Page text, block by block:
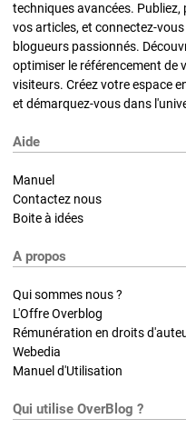
techniques avancées.
vos articles, et connectez-
blogueurs passionnés.
optimiser le référencement de
visiteurs. Créez votre espace
et démarquez-vous dans
Aide
Manuel
Contactez nous
Boite à idées
A propos
Qui sommes nous ?
L'Offre Overblog
Rémunération en droits
Webedia
Manuel d'Utilisation
Qui utilise OverBlog ?